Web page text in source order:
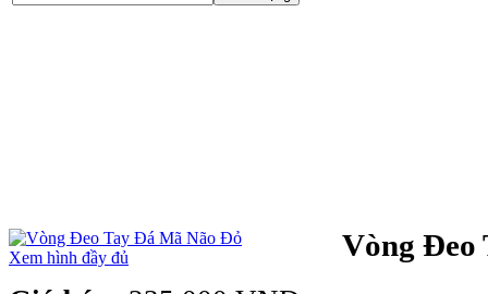
Xem hình đầy đủ Vòng Đeo